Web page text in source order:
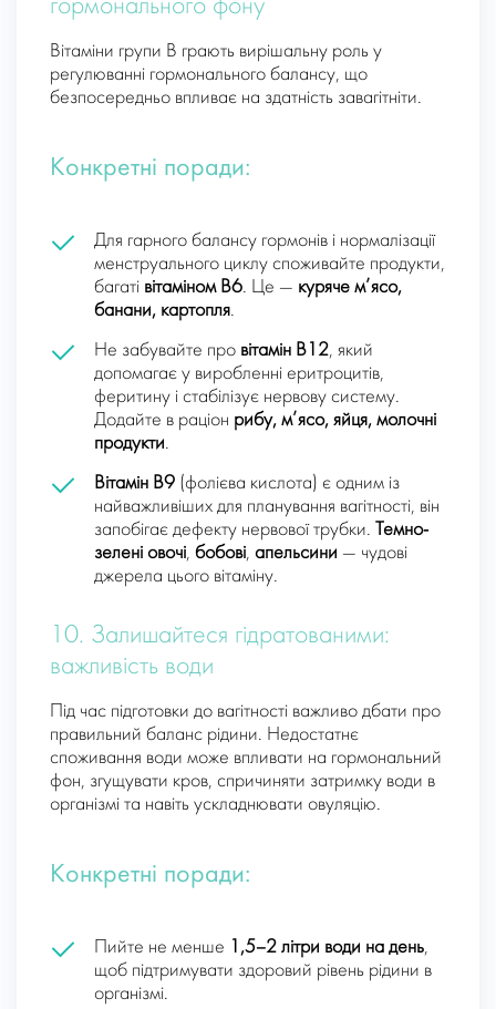
гормонального фону
Вітаміни групи B грають вирішальну роль у
регулюванні гормонального балансу, що
безпосередньо впливає на здатність завагітніти.
Конкретні поради:
Для гарного балансу гормонів і нормалізації
менструального циклу споживайте продукти,
багаті вітаміном B6. Це — куряче м’ясо,
банани, картопля.
Не забувайте про вітамін B12, який
допомагає у виробленні еритроцитів,
феритину і стабілізує нервову систему.
Додайте в раціон рибу, м’ясо, яйця, молочні
продукти.
Вітамін B9 (фолієва кислота) є одним із
найважливіших для планування вагітності, він
запобігає дефекту нервової трубки. Темно-
зелені овочі, бобові, апельсини — чудові
джерела цього вітаміну.
10. Залишайтеся гідратованими:
важливість води
Під час підготовки до вагітності важливо дбати про
правильний баланс рідини. Недостатнє
споживання води може впливати на гормональний
фон, згущувати кров, спричиняти затримку води в
організмі та навіть ускладнювати овуляцію.
Конкретні поради:
Пийте не менше 1,5–2 літри води на день,
щоб підтримувати здоровий рівень рідини в
організмі.